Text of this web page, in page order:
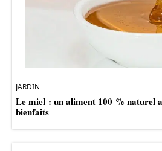
JARDIN
Le miel : un aliment 100 % naturel
bienfaits